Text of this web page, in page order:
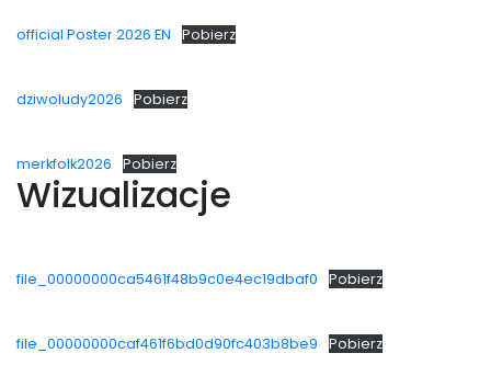
official Poster 2026 EN Pobierz
dziwoludy2026 Pobierz
merkfolk2026 Pobierz
Wizualizacje
file_00000000ca5461f48b9c0e4ec19dbaf0 Pobierz
file_00000000caf461f6bd0d90fc403b8be9 Pobierz